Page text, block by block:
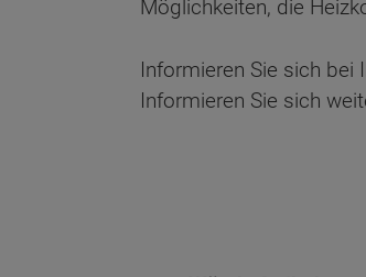
Möglichkeiten, die
Informieren Sie sich bei
Informieren Sie sich